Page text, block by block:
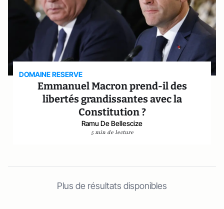
DOMAINE RESERVE
Emmanuel Macron prend-il des
libertés grandissantes avec la
Constitution ?
Ramu De Bellescize
5 min de lecture
Plus de résultats disponibles